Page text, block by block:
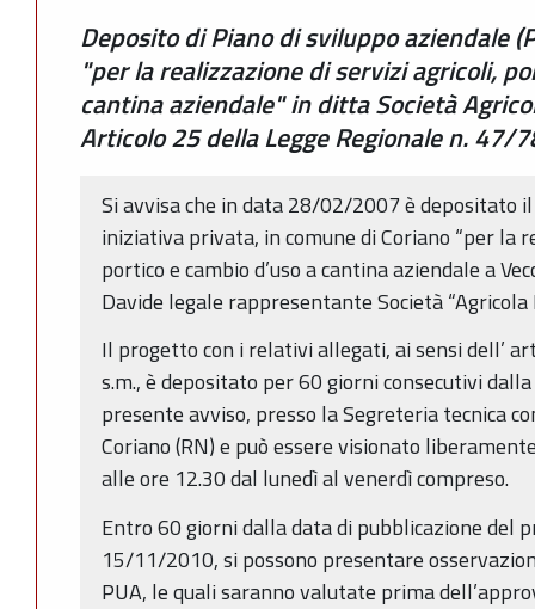
Deposito di Piano di sviluppo aziendale
"per la realizzazione di servizi agricoli,
cantina aziendale" in ditta Società
Articolo 25 della Legge Regionale n. 47/
Si avvisa che in data 28/02/2007 è depositato
iniziativa privata, in comune di Coriano “per la
portico e cambio d’uso a cantina aziendale a
Davide legale rappresentante Società “Agricola
Il progetto con i relativi allegati, ai sensi dell’
s.m., è depositato per 60 giorni consecutivi
presente avviso, presso la Segreteria tecnica
Coriano (RN) e può essere visionato
alle ore 12.30 dal lunedì al venerdì compreso.
Entro 60 giorni dalla data di pubblicazione del
15/11/2010, si possono presentare
PUA, le quali saranno valutate prima